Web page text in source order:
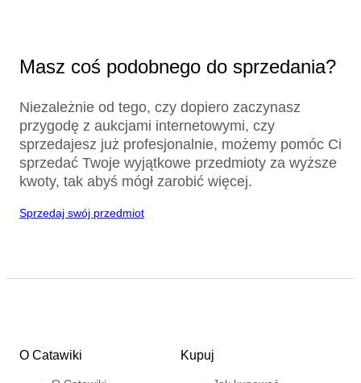
Masz coś podobnego do sprzedania?
Niezależnie od tego, czy dopiero zaczynasz
przygodę z aukcjami internetowymi, czy
sprzedajesz już profesjonalnie, możemy pomóc Ci
sprzedać Twoje wyjątkowe przedmioty za wyższe
kwoty, tak abyś mógł zarobić więcej.
Sprzedaj swój przedmiot
O Catawiki Kupuj